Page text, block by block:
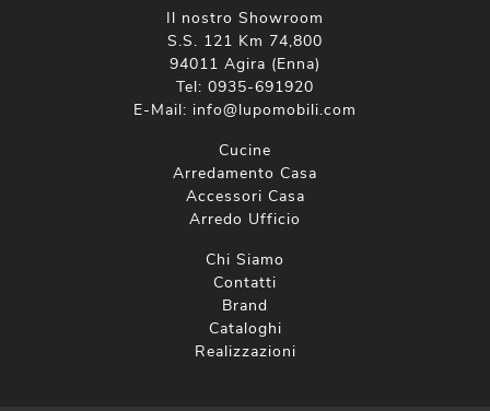
Il nostro Showroom
S.S. 121 Km 74,800
94011 Agira (Enna)
Tel: 0935-691920
E-Mail: info@lupomobili.com
Cucine
Arredamento Casa
Accessori Casa
Arredo Ufficio
Chi Siamo
Contatti
Brand
Cataloghi
Realizzazioni